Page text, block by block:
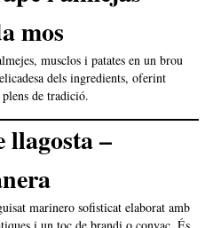
mos
musclos i patates en un brou
dels ingredients, oferint
de tradició.
llagosta –
marinero sofisticat elaborat amb